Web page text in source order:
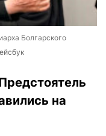
Болгарского
на